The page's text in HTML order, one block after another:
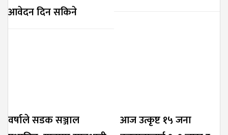
आवेदन दिन सकिने
वर्षाले सडक सञ्जाल
आज उत्कृष्ट १५ जना